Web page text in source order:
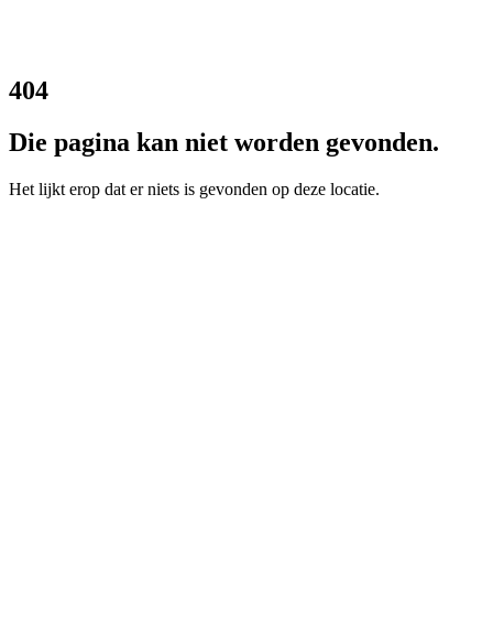
404
Die pagina kan niet worden gevonden.
Het lijkt erop dat er niets is gevonden op deze locatie.